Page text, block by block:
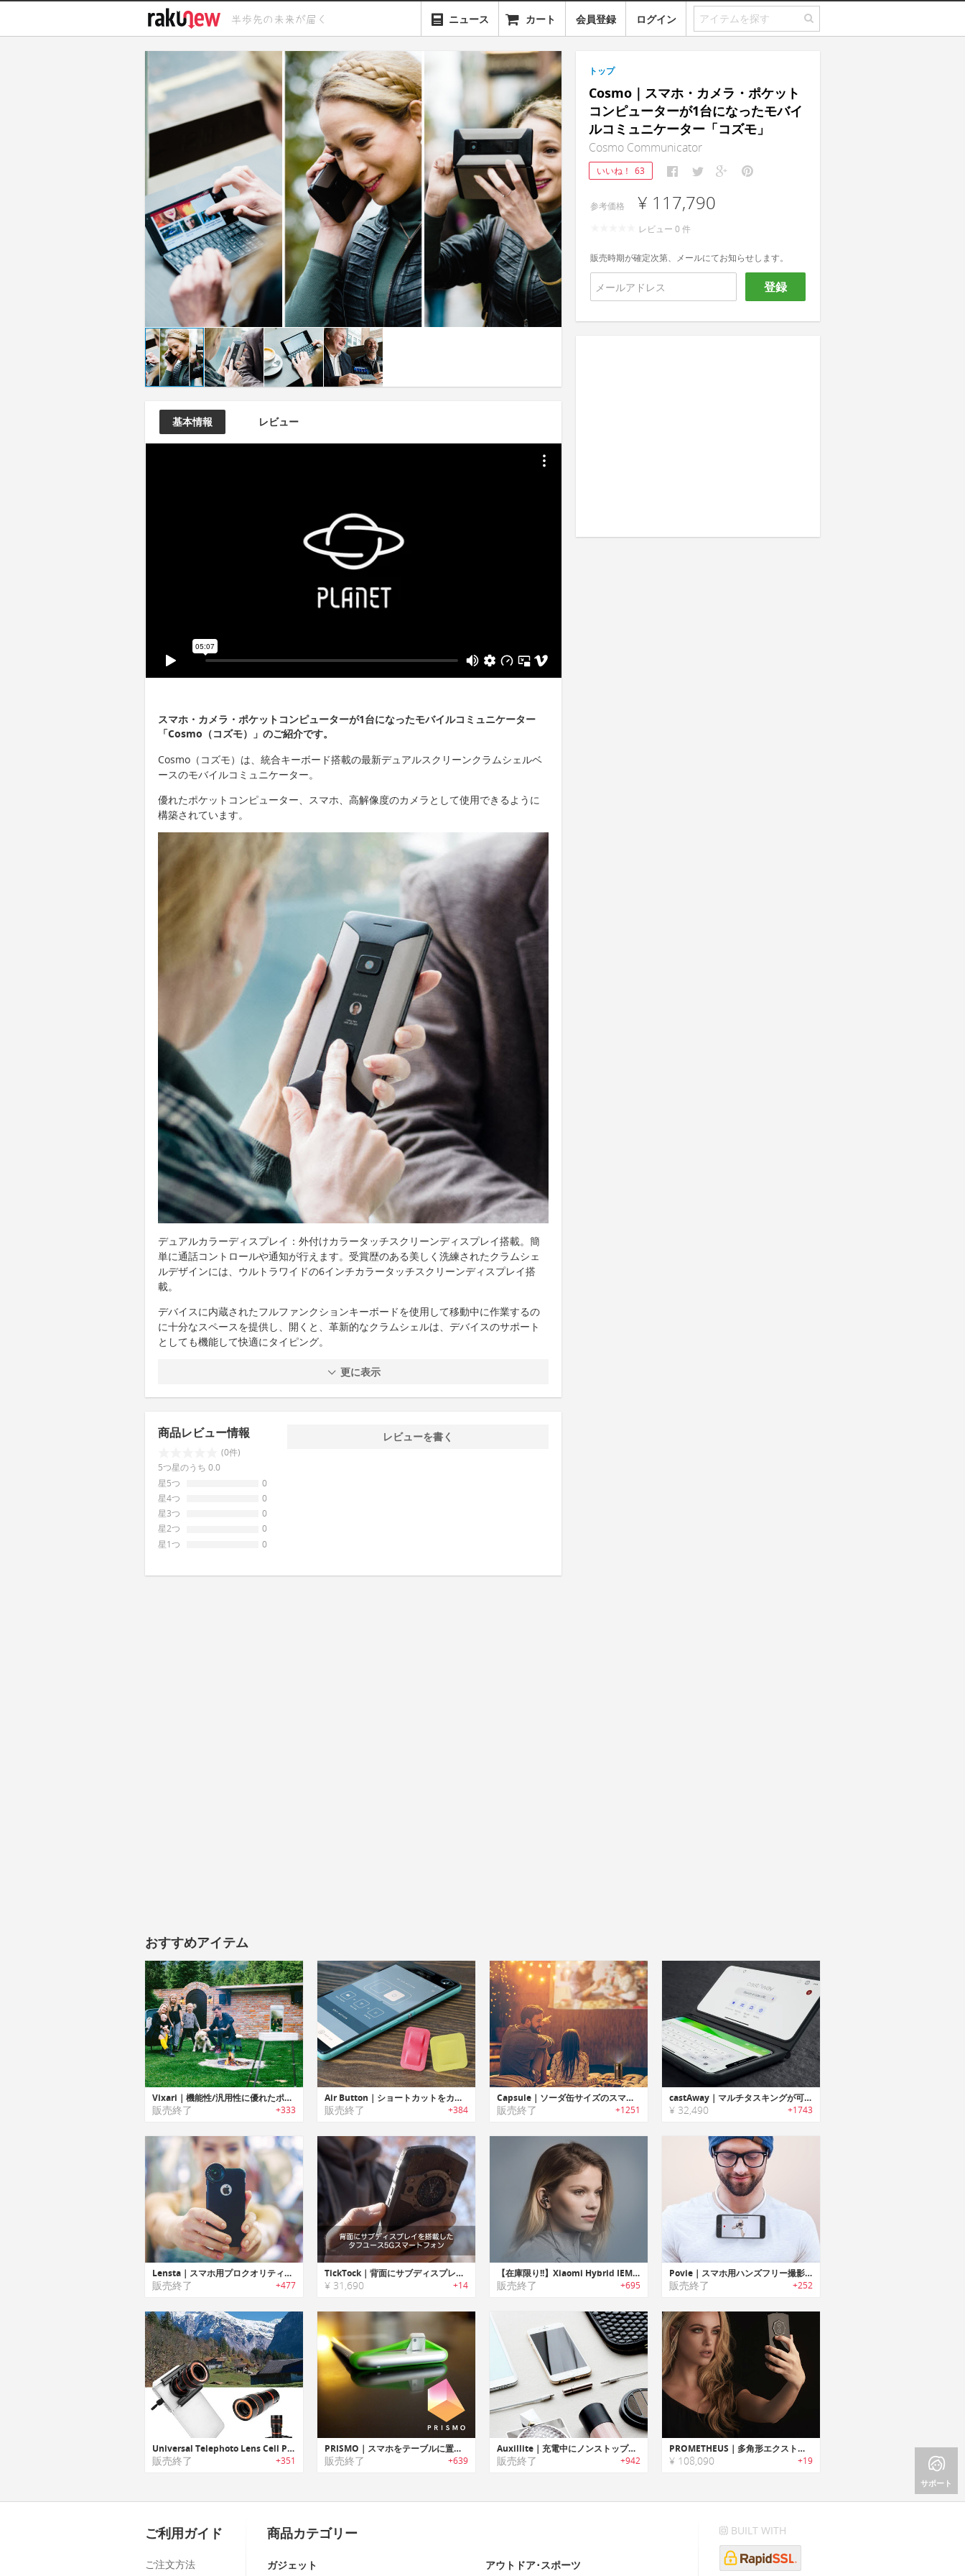
ニュース カート 会員登録 ログイン
基本情報 レビュー
スマホ・カメラ・ポケットコンピューターが1台になったモバイルコミュニケーター
「Cosmo（コズモ）」のご紹介です。
Cosmo（コズモ）は、統合キーボード搭載の最新デュアルスクリーンクラムシェルベ
ースのモバイルコミュニケーター。
優れたポケットコンピューター、スマホ、高解像度のカメラとして使用できるように
構築されています。
デュアルカラーディスプレイ：外付けカラータッチスクリーンディスプレイ搭載。簡
単に通話コントロールや通知が行えます。受賞歴のある美しく洗練されたクラムシェ
ルデザインには、ウルトラワイドの6インチカラータッチスクリーンディスプレイ搭
載。
デバイスに内蔵されたフルファンクションキーボードを使用して移動中に作業するの
に十分なスペースを提供し、開くと、革新的なクラムシェルは、デバイスのサポート
としても機能して快適にタイピング。
更に表示
商品レビュー情報
(0件)
5つ星のうち 0.0
星5つ
0
星4つ
0
星3つ
0
星2つ
0
星1つ
0
レビューを書く
トップ
Cosmo｜スマホ・カメラ・ポケット
コンピューターが1台になったモバイ
ルコミュニケーター「コズモ」
Cosmo Communicator
いいね！ 63
参考価格 ¥ 117,790
レビュー 0 件
販売時期が確定次第、メールにてお知らせします。
登録
おすすめアイテム
Vixari｜機能性/汎用性に優れたポータブルトライポッド「ヴィクサリー」
販売終了 +333
Air Button｜ショートカットをカスタマイズできるNFCボタン「エアーボタン」
販売終了 +384
Capsule｜ソーダ缶サイズのスマートプロジェクター「カプセル」
販売終了 +1251
castAway｜マルチタスキングが可能なセカンドモニター搭載スマホケース「キャストアウェイ」
¥ 32,490 +1743
Lensta｜スマホ用プロクオリティー高解像度レンズ「レンスタ」
販売終了 +477
TickTock｜背面にサブディスプレイを搭載したタフユース5Gスマートフォン「ティックトック」
¥ 31,690 +14
【在庫限り!!】Xiaomi Hybrid IEM｜デュアルドライバー搭載ハイブリッドステレオイヤホン「シャオミハイブリッド」
販売終了 +695
Povie｜スマホ用ハンズフリー撮影ネックレス「ポビー」
販売終了 +252
Universal Telephoto Lens Cell Phone｜スマホ用8倍ズームユニバーサル望遠レンズ
販売終了 +351
PRISMO｜スマホをテーブルに置いたまま撮影可能なカメラバンド「プリズモ」
販売終了 +639
Auxillite｜充電中にノンストップで音楽を楽しめるスリムデザインアダプター「オーキシーライト」
販売終了 +942
PROMETHEUS｜多角形エクストリームデザインハイスペックスマートフォン「プロメテウス」
¥ 108,090 +19
サポート
ご利用ガイド
ご注文方法
商品カテゴリー
ガジェット アウトドア･スポーツ
BUILT WITH